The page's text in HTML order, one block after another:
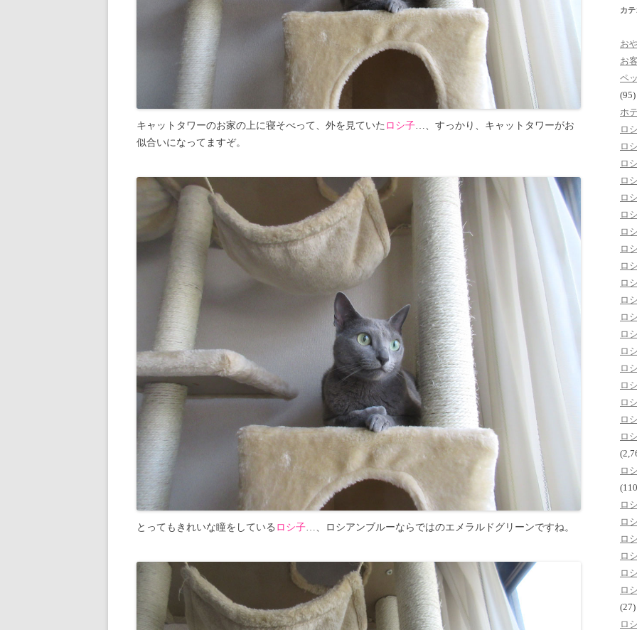
キャットタワーのお家の上に寝そべって、外を見ていた ロシ子…、すっかり、キャットタワーがお
似合いになってますぞ。
とってもきれいな瞳をしている ロシ子…、ロシアンブルーならではのエメラルドグリーンですね。
カ
お
お
ペ
(95)
ホ
ロ
ロ
ロ
ロ
ロ
ロ
ロ
ロ
ロ
ロ
ロ
ロ
ロ
ロ
ロ
ロ
ロ
ロ
ロ
ロ
ロ
ロ
ロ
ロ
ロ
ロ
(27)
ロ